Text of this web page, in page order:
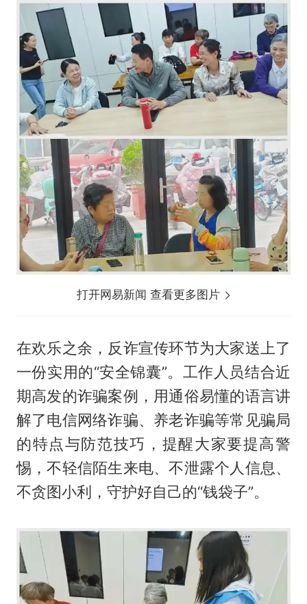
打开网易新闻 查看更多图片
在欢乐之余，反诈宣传环节为大家送上了
一份实用的“安全锦囊”。工作人员结合近
期高发的诈骗案例，用通俗易懂的语言讲
解了电信网络诈骗、养老诈骗等常见骗局
的特点与防范技巧，提醒大家要提高警
惕，不轻信陌生来电、不泄露个人信息、
不贪图小利，守护好自己的“钱袋子”。